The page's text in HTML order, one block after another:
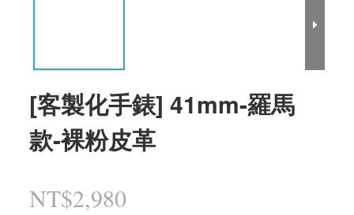
[客製化手錶] 41mm-羅馬
款-裸粉皮革
NT$2,980